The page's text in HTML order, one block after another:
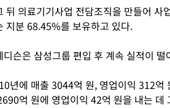
뒤 의료기기사업 전담조직을 만들어 사
지분 68.45%를 보유하고 있다.
슨은 삼성그룹 편입 후 계속 실적이 떨
년에 매출 3044억 원, 영업이익 312억
억 원에 영업이익 42억 원을 내는 데